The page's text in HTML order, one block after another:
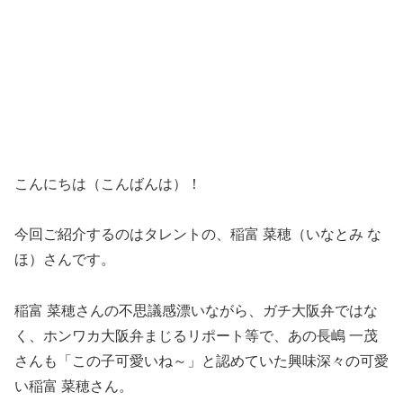
こんにちは（こんばんは）！
今回ご紹介するのはタレントの、稲富 菜穂（いなとみ な
ほ）さんです。
稲富 菜穂さんの不思議感漂いながら、ガチ大阪弁ではな
く、ホンワカ大阪弁まじるリポート等で、あの長嶋 一茂
さんも「この子可愛いね～」と認めていた興味深々の可愛
い稲富 菜穂さん。